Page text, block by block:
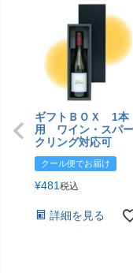
ギフトＢＯＸ 1本
用 ワイン・スパー
クリング対応可
クール便でお届け
¥481 税込
詳細を見る